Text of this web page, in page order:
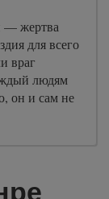
— жертва
для всего
враг
людям
он и сам не